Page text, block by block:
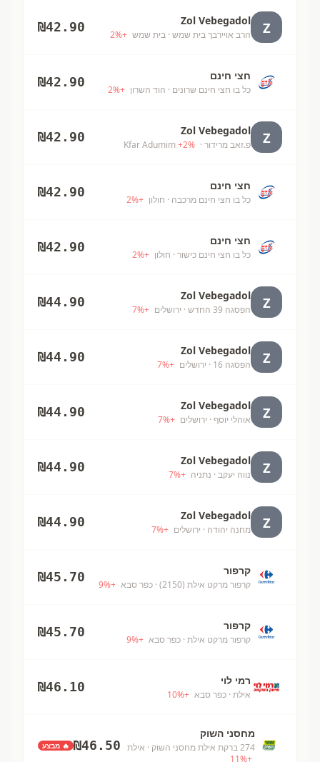
Z
Zol Vebegadol
הרב אויירבך בית שמש · בית שמש +
2%
₪42.90
חצי חינם
כל בו חצי חינם שרונים · הוד השרון +
2%
₪42.90
Z
Zol Vebegadol
פ.זאב מרידור · Kfar Adumim
+2%
₪42.90
חצי חינם
כל בו חצי חינם מרכבה · חולון +
2%
₪42.90
חצי חינם
כל בו חצי חינם כישור · חולון +
2%
₪42.90
Z
Zol Vebegadol
הפסגה 39 החדש · ירושלים +
7%
₪44.90
Z
Zol Vebegadol
הפסגה 16 · ירושלים +
7%
₪44.90
Z
Zol Vebegadol
אוהלי יוסף · ירושלים +
7%
₪44.90
Z
Zol Vebegadol
נווה יעקב · נתניה +
7%
₪44.90
Z
Zol Vebegadol
מחנה יהודה · ירושלים +
7%
₪44.90
קרפור
קרפור מרקט אילת (2150) · כפר סבא +
9%
₪45.70
קרפור
קרפור מרקט אילת · כפר סבא +
9%
₪45.70
רמי לוי
אילת · כפר סבא +
10%
₪46.10
מחסני השוק
274 ברקת אילת מחסני השוק
· אילת
+
11%
₪46.50 🔥 מבצע